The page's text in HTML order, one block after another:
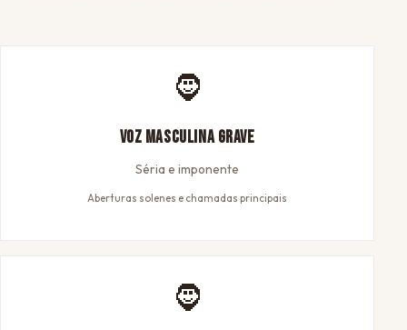
🧔
Voz Masculina Grave
Séria e imponente
Aberturas solenes e chamadas principais
🧔